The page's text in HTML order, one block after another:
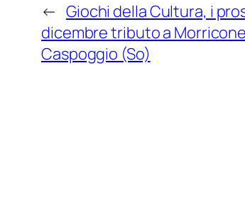
← Giochi della Cultura, i
dicembre tributo a
Caspoggio (So)